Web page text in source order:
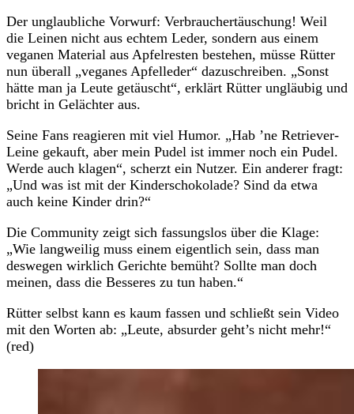
Der unglaubliche Vorwurf: Verbrauchertäuschung! Weil
die Leinen nicht aus echtem Leder, sondern aus einem
veganen Material aus Apfelresten bestehen, müsse Rütter
nun überall „veganes Apfelleder“ dazuschreiben. „Sonst
hätte man ja Leute getäuscht“, erklärt Rütter ungläubig und
bricht in Gelächter aus.
Seine Fans reagieren mit viel Humor. „Hab ’ne Retriever-
Leine gekauft, aber mein Pudel ist immer noch ein Pudel.
Werde auch klagen“, scherzt ein Nutzer. Ein anderer fragt:
„Und was ist mit der Kinderschokolade? Sind da etwa
auch keine Kinder drin?“
Die Community zeigt sich fassungslos über die Klage:
„Wie langweilig muss einem eigentlich sein, dass man
deswegen wirklich Gerichte bemüht? Sollte man doch
meinen, dass die Besseres zu tun haben.“
Rütter selbst kann es kaum fassen und schließt sein Video
mit den Worten ab: „Leute, absurder geht’s nicht mehr!“
(red)